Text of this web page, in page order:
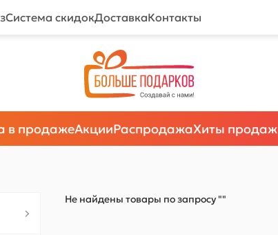
Система скидокДоставкаКонтакты
в продажеАкцииРаспродажаХиты продаж
Не найдены товары по запросу ""